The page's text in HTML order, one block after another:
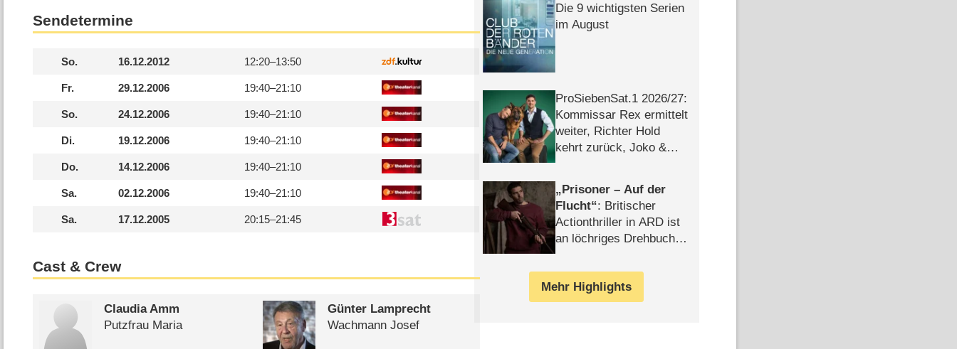
Sendetermine
So. 16.12.2012 12:20–13:50
Fr. 29.12.2006 19:40–21:10
So. 24.12.2006 19:40–21:10
Di. 19.12.2006 19:40–21:10
Do. 14.12.2006 19:40–21:10
Sa. 02.12.2006 19:40–21:10
Sa. 17.12.2005 20:15–21:45
Cast & Crew
Claudia Amm
Putzfrau Maria
Günter Lamprecht
Wachmann Josef
Die 9 wichtigsten Serien
im August
ProSiebenSat.1 2026/​27:
Kommissar Rex ermittelt
weiter, Richter Hold
kehrt zurück, Joko &
Prisoner – Auf der
Flucht : Britischer
Actionthriller in ARD ist
an löchriges Drehbuch
Mehr Highlights